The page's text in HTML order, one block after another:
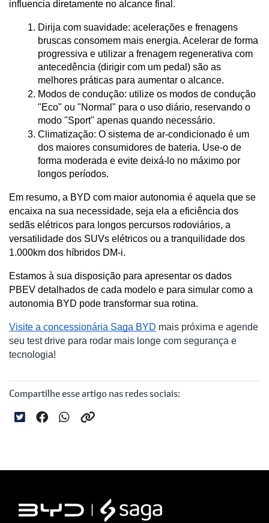
influencia diretamente no alcance final.
Dirija com suavidade: acelerações e frenagens
bruscas consomem mais energia. Acelerar de forma
progressiva e utilizar a frenagem regenerativa com
antecedência (dirigir com um pedal) são as
melhores práticas para aumentar o alcance.
Modos de condução: utilize os modos de condução
"Eco" ou "Normal" para o uso diário, reservando o
modo "Sport" apenas quando necessário.
Climatização: O sistema de ar-condicionado é um
dos maiores consumidores de bateria. Use-o de
forma moderada e evite deixá-lo no máximo por
longos períodos.
Em resumo, a BYD com maior autonomia é aquela que se
encaixa na sua necessidade, seja ela a eficiência dos
sedãs elétricos para longos percursos rodoviários, a
versatilidade dos SUVs elétricos ou a tranquilidade dos
1.000km dos híbridos DM-i.
Estamos à sua disposição para apresentar os dados
PBEV detalhados de cada modelo e para simular como a
autonomia BYD pode transformar sua rotina.
Visite a concessionária Saga BYD mais próxima e agende
seu test drive para rodar mais longe com segurança e
tecnologia!
Compartilhe esse artigo nas redes sociais: